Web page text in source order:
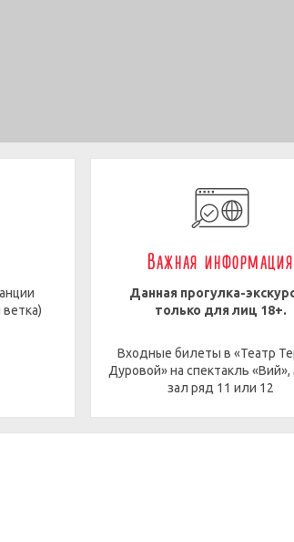
Важная информация
Данная прогулка-
только для лиц 18+.
Входные билеты в «Театр
Дуровой» на спектакль
зал ряд 11 или 12